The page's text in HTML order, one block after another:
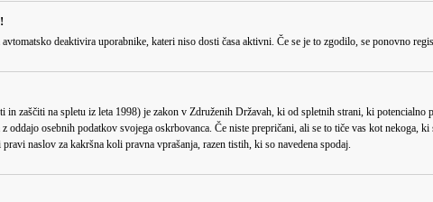
deaktivira uporabnike, kateri niso dosti časa aktivni. Če se je to zgodilo, se ponovno
zaščiti na spletu iz leta 1998) je zakon v Združenih Državah, ki od spletnih strani, ki potencialno
osebnih podatkov svojega oskrbovanca. Če niste prepričani, ali se to tiče vas kot nekoga,
naslov za kakršna koli pravna vprašanja, razen tistih, ki so navedena spodaj.